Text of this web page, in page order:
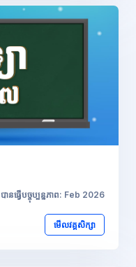
បានធ្វើបច្ចុប្បន្នភាព: Feb 2026
មើលវគ្គសិក្សា